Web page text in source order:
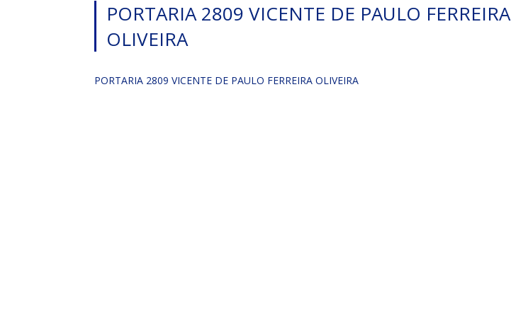
PORTARIA 2809 VICENTE DE PAULO FERREIRA
OLIVEIRA
PORTARIA 2809 VICENTE DE PAULO FERREIRA OLIVEIRA